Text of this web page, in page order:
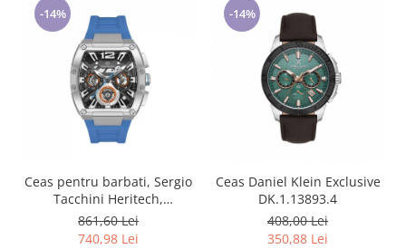
-14%
Ceas pentru barbati, Sergio
Tacchini Heritech,
ST.3.10003.2
861,60 Lei
740,98 Lei
-14%
Ceas Daniel Klein Exclusive
DK.1.13893.4
408,00 Lei
350,88 Lei